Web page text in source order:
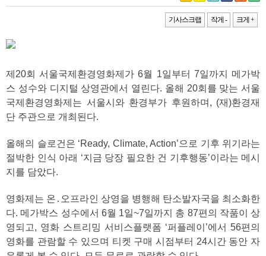
기사스크랩 작게 - 크게 +
제20회 서울국제환경영화제가 6월 1일부터 7일까지 메가박
스 성수와 디지털 상영관에서 열린다. 올해 20회를 맞는 서울
국제환경영화제는 서울시와 환경부가 후원하며, (재)환경재
단 주관으로 개최된다.
올해의 슬로건은 ‘Ready, Climate, Action’으로 기후 위기라는
절박한 인식 아래 ‘지금 당장 필요한 건 기후행동’이라는 메시
지를 담았다.
영화제는 온․오프라인 상영을 병행해 탄소발자국을 최소화한
다. 메가박스 성수에서 6월 1일~7일까지 총 87편의 작품이 상
영되고, 영화 스트리밍 서비스플랫폼 ‘퍼플레이’에서 56편의
영화를 관람할 수 있으며 티켓 구매 시점부터 24시간 동안 자